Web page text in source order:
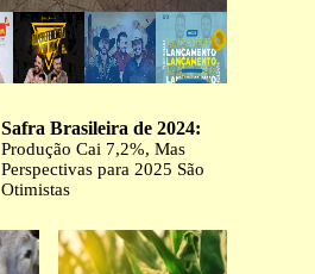
Safra Brasileira de 2024:
Produção Cai 7,2%, Mas
Perspectivas para 2025 São
Otimistas